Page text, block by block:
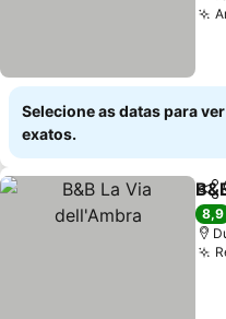
Selecione as datas para
exatos.
8,9